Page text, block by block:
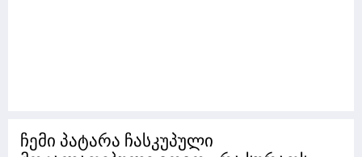
ჩემი პატარა ჩასკუპული